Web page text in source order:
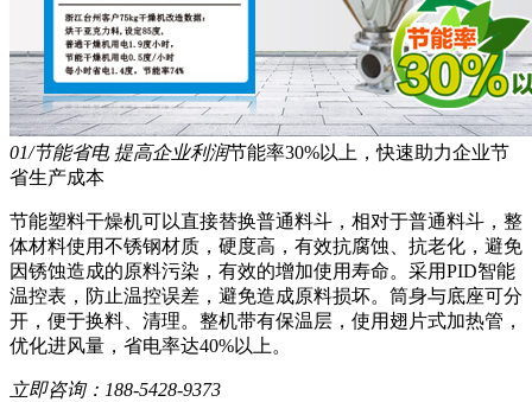
01/节能省电 提高企业利润节能率30%以上，快速助力企业节
省生产成本
节能塑料干燥机可以直接替换普通料斗，相对于普通料斗，整
体材料使用不锈钢材质，硬度高，有效抗腐蚀、抗老化，避免
因锈蚀造成的原料污染，有效的增加使用寿命。采用PID智能
温控表，防止温控误差，避免造成原料损坏。筒身与底座可分
开，便于换料、清理。整机带有保温层，使用翅片式加热管，
优化进风量，省电率达40%以上。
立即咨询： 188-5428-9373